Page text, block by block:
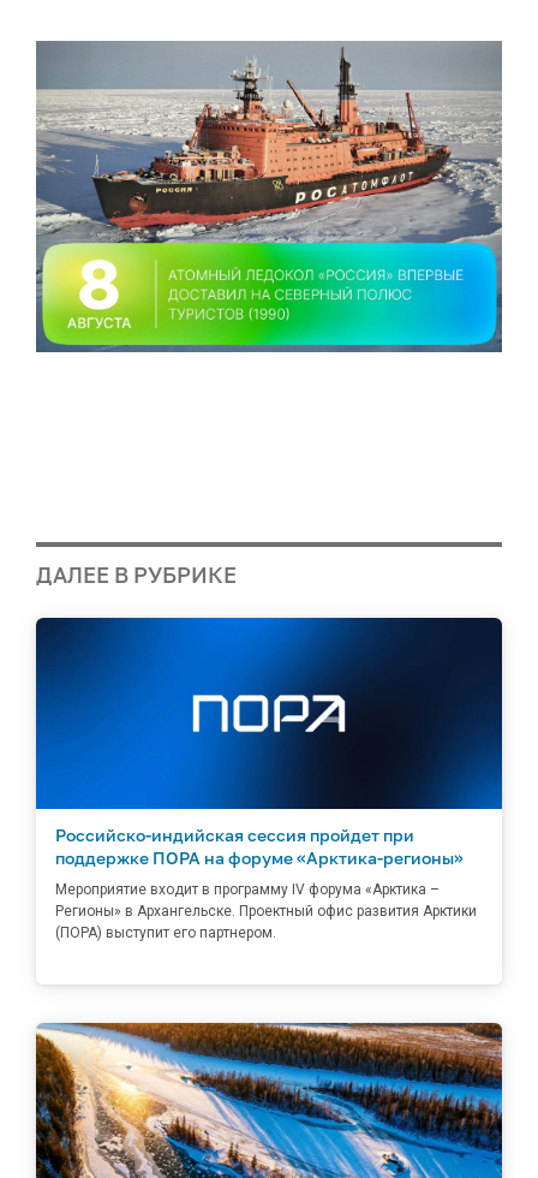
ДАЛЕЕ В РУБРИКЕ
Российско-индийская сессия пройдет при
поддержке ПОРА на форуме «Арктика-регионы»
Мероприятие входит в программу IV форума «Арктика –
Регионы» в Архангельске. Проектный офис развития Арктики
(ПОРА) выступит его партнером.